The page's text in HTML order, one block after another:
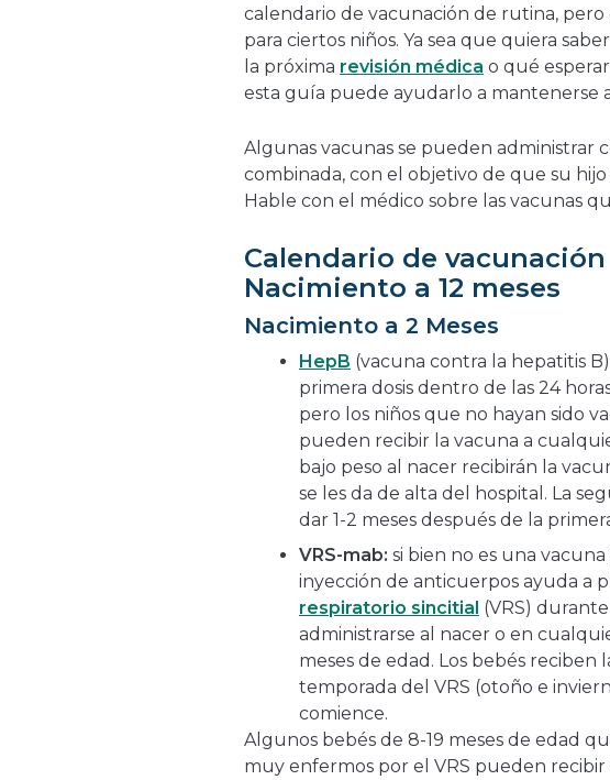
calendario de vacunación de rutina,
para ciertos niños. Ya sea que quiera
la próxima revisión médica o qué
esta guía puede ayudarlo a mantenerse
Algunas vacunas se pueden administrar
combinada, con el objetivo de que su
Hable con el médico sobre las vacunas
Calendario de
Nacimiento a 12 meses
Nacimiento a 2 Meses
HepB (vacuna contra la hepatitis
primera dosis dentro de las 24
pero los niños que no hayan sido
pueden recibir la vacuna a
bajo peso al nacer recibirán la
se les da de alta del hospital. La
dar 1-2 meses después de la
VRS-mab: si bien no es una
inyección de anticuerpos ayuda a
respiratorio sincitial (VRS)
administrarse al nacer o en
meses de edad. Los bebés reciben
temporada del VRS (otoño e
comience.
Algunos bebés de 8-19 meses de edad
muy enfermos por el VRS pueden